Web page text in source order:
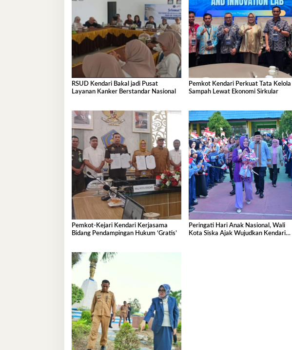
RSUD Kendari Bakal jadi Pusat
Layanan Kanker Berstandar Nasional
Pemkot Kendari Perkuat Tata Kelola
Sampah Lewat Ekonomi Sirkular
Pemkot-Kejari Kendari Kerjasama
Bidang Pendampingan Hukum ‘Gratis’
Peringati Hari Anak Nasional, Wali
Kota Siska Ajak Wujudkan Kendari